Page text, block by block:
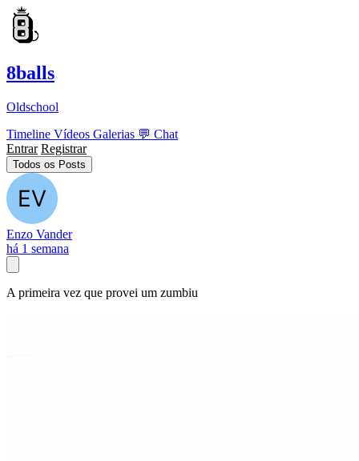
8balls
Oldschool
Timeline Vídeos Galerias 💬 Chat
Entrar Registrar
Todos os Posts
Enzo Vander
há 1 semana
A primeira vez que provei um zumbiu